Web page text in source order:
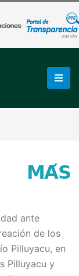
𝗠𝗔́𝗦
ante
de los
Pilluyacu, en
Pilluyacu y